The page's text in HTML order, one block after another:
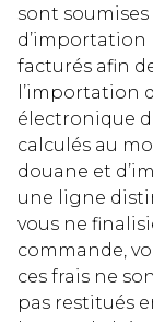
sont soumises
d’importation
facturés afin
l’importation
électronique
calculés au
douane et
une ligne
vous ne
commande,
ces frais ne
pas restitués